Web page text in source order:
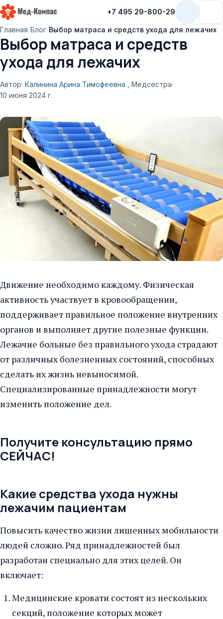
Мед-Компас
+7 495 29-800-29
Главная/Блог/Выбор матраса и средств ухода для лежачих
Выбор матраса и средств
ухода для лежачих
Автор: Калинина Арина Тимофеевна , Медсестра·
10 июня 2024 г.
Движение необходимо каждому. Физическая
активность участвует в кровообращении,
поддерживает правильное положение внутренних
органов и выполняет другие полезные функции.
Лежачие больные без правильного ухода страдают
от различных болезненных состояний, способных
сделать их жизнь невыносимой.
Специализированные принадлежности могут
изменить положение дел.
Получите консультацию прямо
СЕЙЧАС!
Какие средства ухода нужны
лежачим пациентам
Повысить качество жизни лишенных мобильности
людей сложно. Ряд принадлежностей был
разработан специально для этих целей. Он
включает:
Медицинские кровати состоят из нескольких
секций, положение которых может